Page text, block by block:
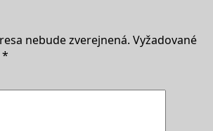
nebude zverejnená. Vyžadované
*